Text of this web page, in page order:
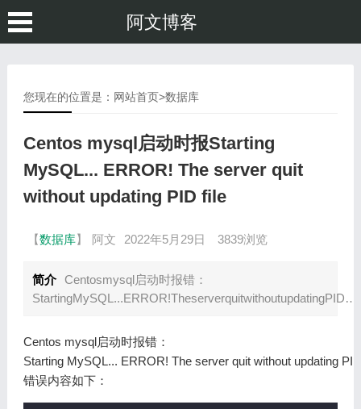
阿文博客
您现在的位置是： 网站首页>数据库
Centos mysql启动时报Starting
MySQL... ERROR! The server quit
without updating PID file
【数据库】 阿文 2022年5月29日 3839浏览
简介
Centosmysql启动时报错：
Centos mysql启动时报错：
Starting MySQL... ERROR! The server quit without updating
错误内容如下：